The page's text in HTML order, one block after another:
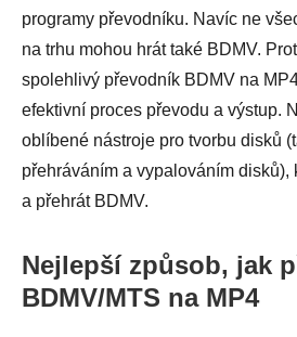
programy převodníku. Navíc ne
na trhu mohou hrát také BDMV.
spolehlivý převodník BDMV na
efektivní proces převodu a výstup.
oblíbené nástroje pro tvorbu disků
přehráváním a vypalováním disků),
a přehrát BDMV.
Nejlepší způsob, jak
BDMV/MTS na MP4